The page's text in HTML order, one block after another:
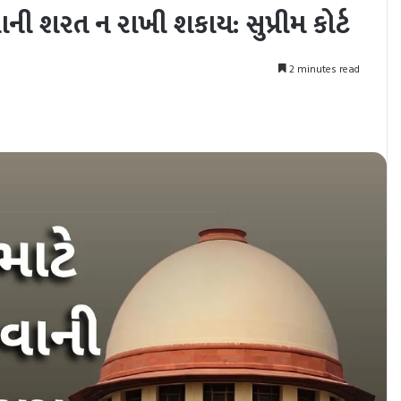
શરત ન રાખી શકાય: સુપ્રીમ કોર્ટ
2 minutes read